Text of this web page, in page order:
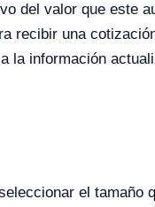
del valor que este
recibir una
la información
el tamaño